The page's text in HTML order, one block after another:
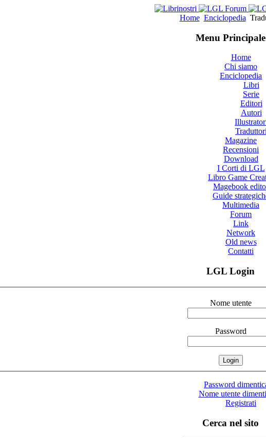
Home Enciclopedia
Menu Principale
Home
Chi siamo
Enciclopedia
Libri
Serie
Editori
Autori
Magazine
Recensioni
Download
I Corti di LGL
Libro Game
Magebook
Guide
Multimedia
Forum
Link
Network
Old news
Contatti
LGL Login
Nome utente
Password
Password
Nome utente
Registrati
Cerca nel sito